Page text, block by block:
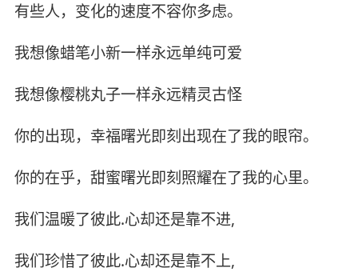
有些人，变化的速度不容你多虑。
我想像蜡笔小新一样永远单纯可爱
我想像樱桃丸子一样永远精灵古怪
你的出现，幸福曙光即刻出现在了我的眼帘。
你的在乎，甜蜜曙光即刻照耀在了我的心里。
我们温暖了彼此.心却还是靠不进,
我们珍惜了彼此.心却还是靠不上,